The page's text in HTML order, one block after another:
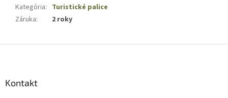
Kategória: Turistické palice
Záruka: 2 roky
Kontakt